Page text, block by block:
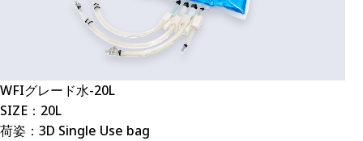
WFIグレード水-20L
SIZE：20L
荷姿：3D Single Use bag